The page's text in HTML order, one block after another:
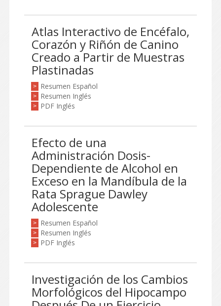
Atlas Interactivo de Encéfalo,
Corazón y Riñón de Canino
Creado a Partir de Muestras
Plastinadas
> Resumen Español
> Resumen Inglés
> PDF Inglés
Efecto de una
Administración Dosis-
Dependiente de Alcohol en
Exceso en la Mandíbula de la
Rata Sprague Dawley
Adolescente
> Resumen Español
> Resumen Inglés
> PDF Inglés
Investigación de los Cambios
Morfológicos del Hipocampo